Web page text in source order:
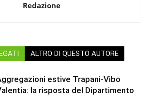
Redazione
ALTRO DI QUESTO AUTORE
estive Trapani-Vibo
la risposta del Dipartimento